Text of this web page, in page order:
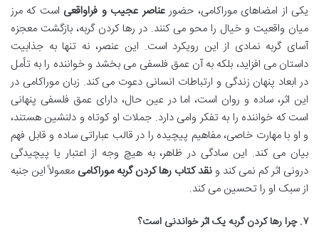
یکی از امضاهای موراکامی، حضورعناصر عجیب و فراواقعی است که مرز
میان واقعیت و خیال را محو می کنند. در رها کردن گربه، بازگشت معجزه
آسای گربه نمادی از این رویکرد است. این عنصر، نه تنها به جذابیت
داستان می افزاید، بلکه به آن عمق فلسفی می بخشد و خواننده را به تأمل
در ابعاد پنهان زندگی و ارتباطات انسانی دعوت می کند. زبان موراکامی در
این اثر، ساده و روان است، اما در عین حال، دارای عمق فلسفی پنهانی
است که خواننده را به تفکر وامی دارد. جملات او کوتاه و دلنشین هستند،
و او با مهارت خاصی، مفاهیم پیچیده را در قالب عباراتی ساده و قابل فهم
بیان می کند. این سادگی در ظاهر، به هیچ وجه از اعتبار یا پیچیدگی
درونی اثر کم نمی کند ونقد کتاب رها کردن گربه موراکامی معمولاً این جنبه
از سبک او را تحسین می کند.
۷. چرا رها کردن گربه یک اثر خواندنی است؟